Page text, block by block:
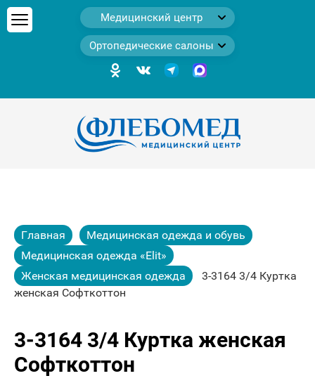
Медицинский центр
Ортопедические салоны
Главная
Медицинская одежда и обувь
Медицинская одежда «Elit»
Женская медицинская одежда
3-3164 3/4 Куртка
женская Софткоттон
3-3164 3/4 Куртка женская
Софткоттон